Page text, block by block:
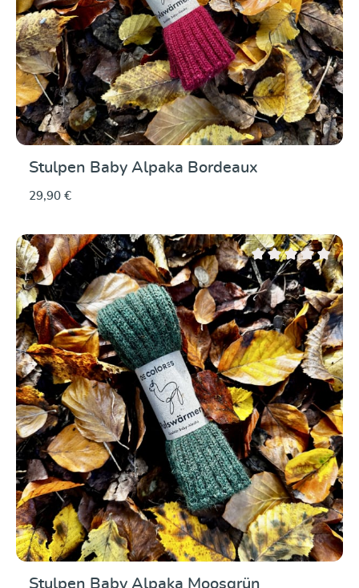
Stulpen Baby Alpaka Bordeaux
29,90 €
Durchschnittliche
Stulpen Baby Alpaka Moosgrün